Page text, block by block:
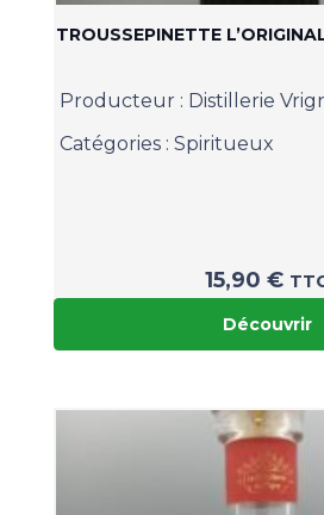
TROUSSEPINETTE
Producteur : Distillerie
Catégories : Spiritueux
15,90 €
Découvrir